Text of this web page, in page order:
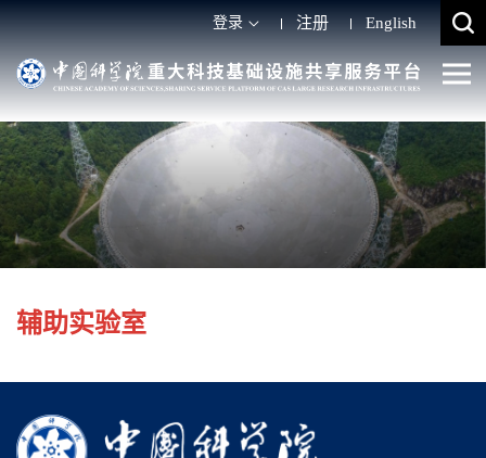
登录 注册 English
辅助实验室